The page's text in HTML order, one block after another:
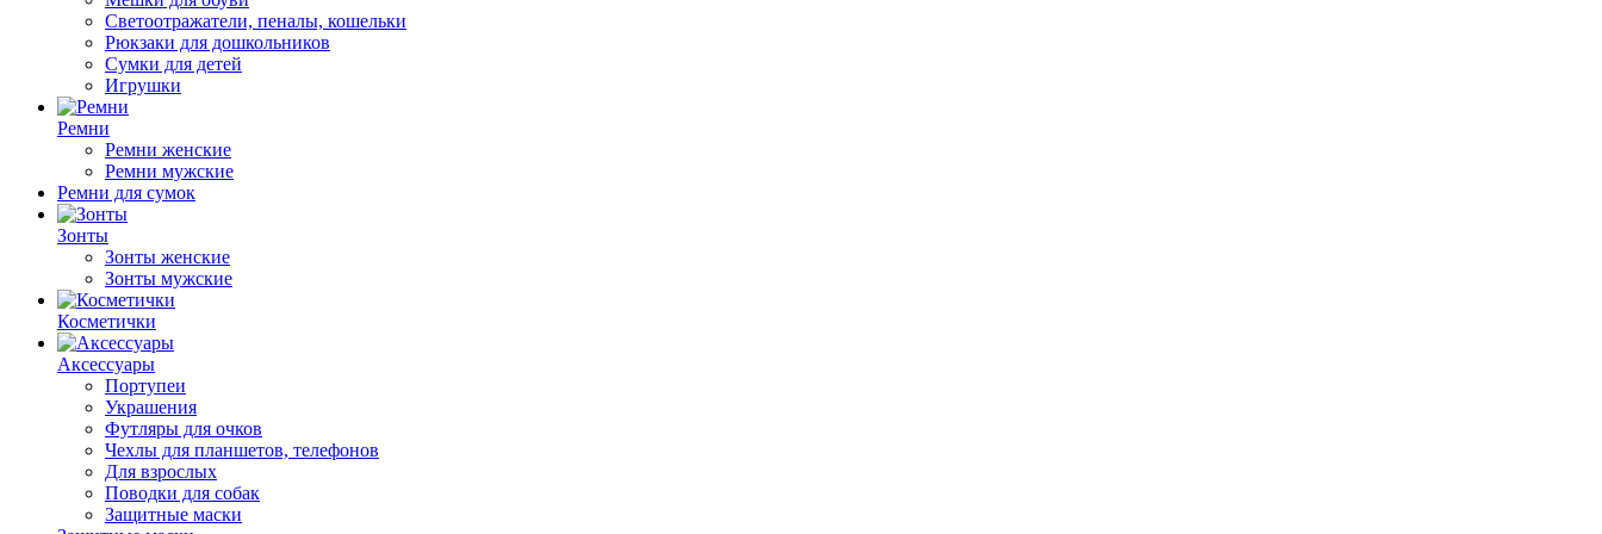
Светоотражатели, пеналы, кошельки
Рюкзаки для дошкольников
Сумки для детей
Игрушки
Ремни
Ремни женские
Ремни мужские
Ремни для сумок
Зонты
Зонты женские
Зонты мужские
Косметички
Аксессуары
Портупеи
Украшения
Футляры для очков
Чехлы для планшетов, телефонов
Для взрослых
Поводки для собак
Защитные маски